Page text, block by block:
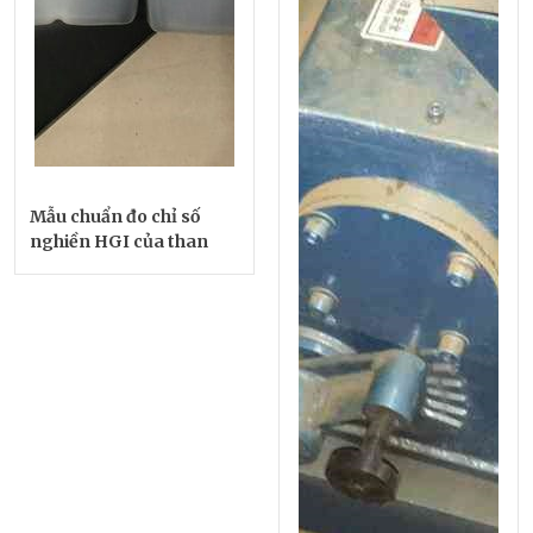
Mẫu chuẩn đo chỉ số
nghiền HGI của than